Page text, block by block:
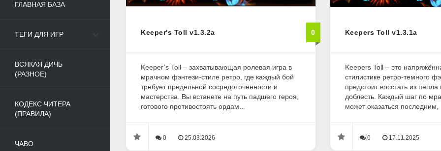
ГЛАВНАЯ БАЗА
ТЕГИ ДЛЯ ИГР
ВСЯКАЯ ДИЧЬ
(РАЗНОЕ)
КОДЕКС ЧИТЕРА
(ПРАВИЛА)
ЧАВО
Keeper's Toll v1.3.2a 0
Keeper’s Toll – захватывающая ролевая игра в
мрачном фэнтези-стиле ретро, где каждый бой
требует предельной сосредоточенности и
мастерства. Вы встанете на путь падшего героя,
готового противостоять ордам...
0 25.03.2026
Keepers Toll v1.3.1a
Keepers Toll – это
стилистике ретро-темного
предстоит восстать из
доблесть. Каждый шаг по
может оказаться
0 17.11.2025